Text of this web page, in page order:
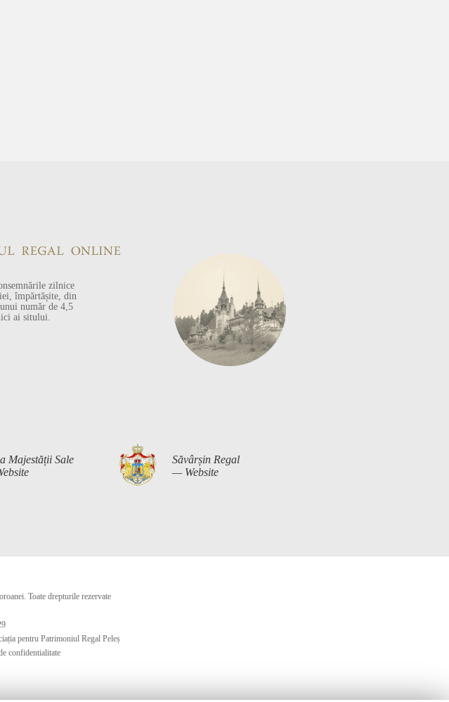
zilnice
împărtășite, din
număr de 4,5
ai sitului.
Majestății Sale
Săvârșin Regal
— Website
Toate drepturile rezervate
pentru Patrimoniul Regal Peleș
confidentialitate